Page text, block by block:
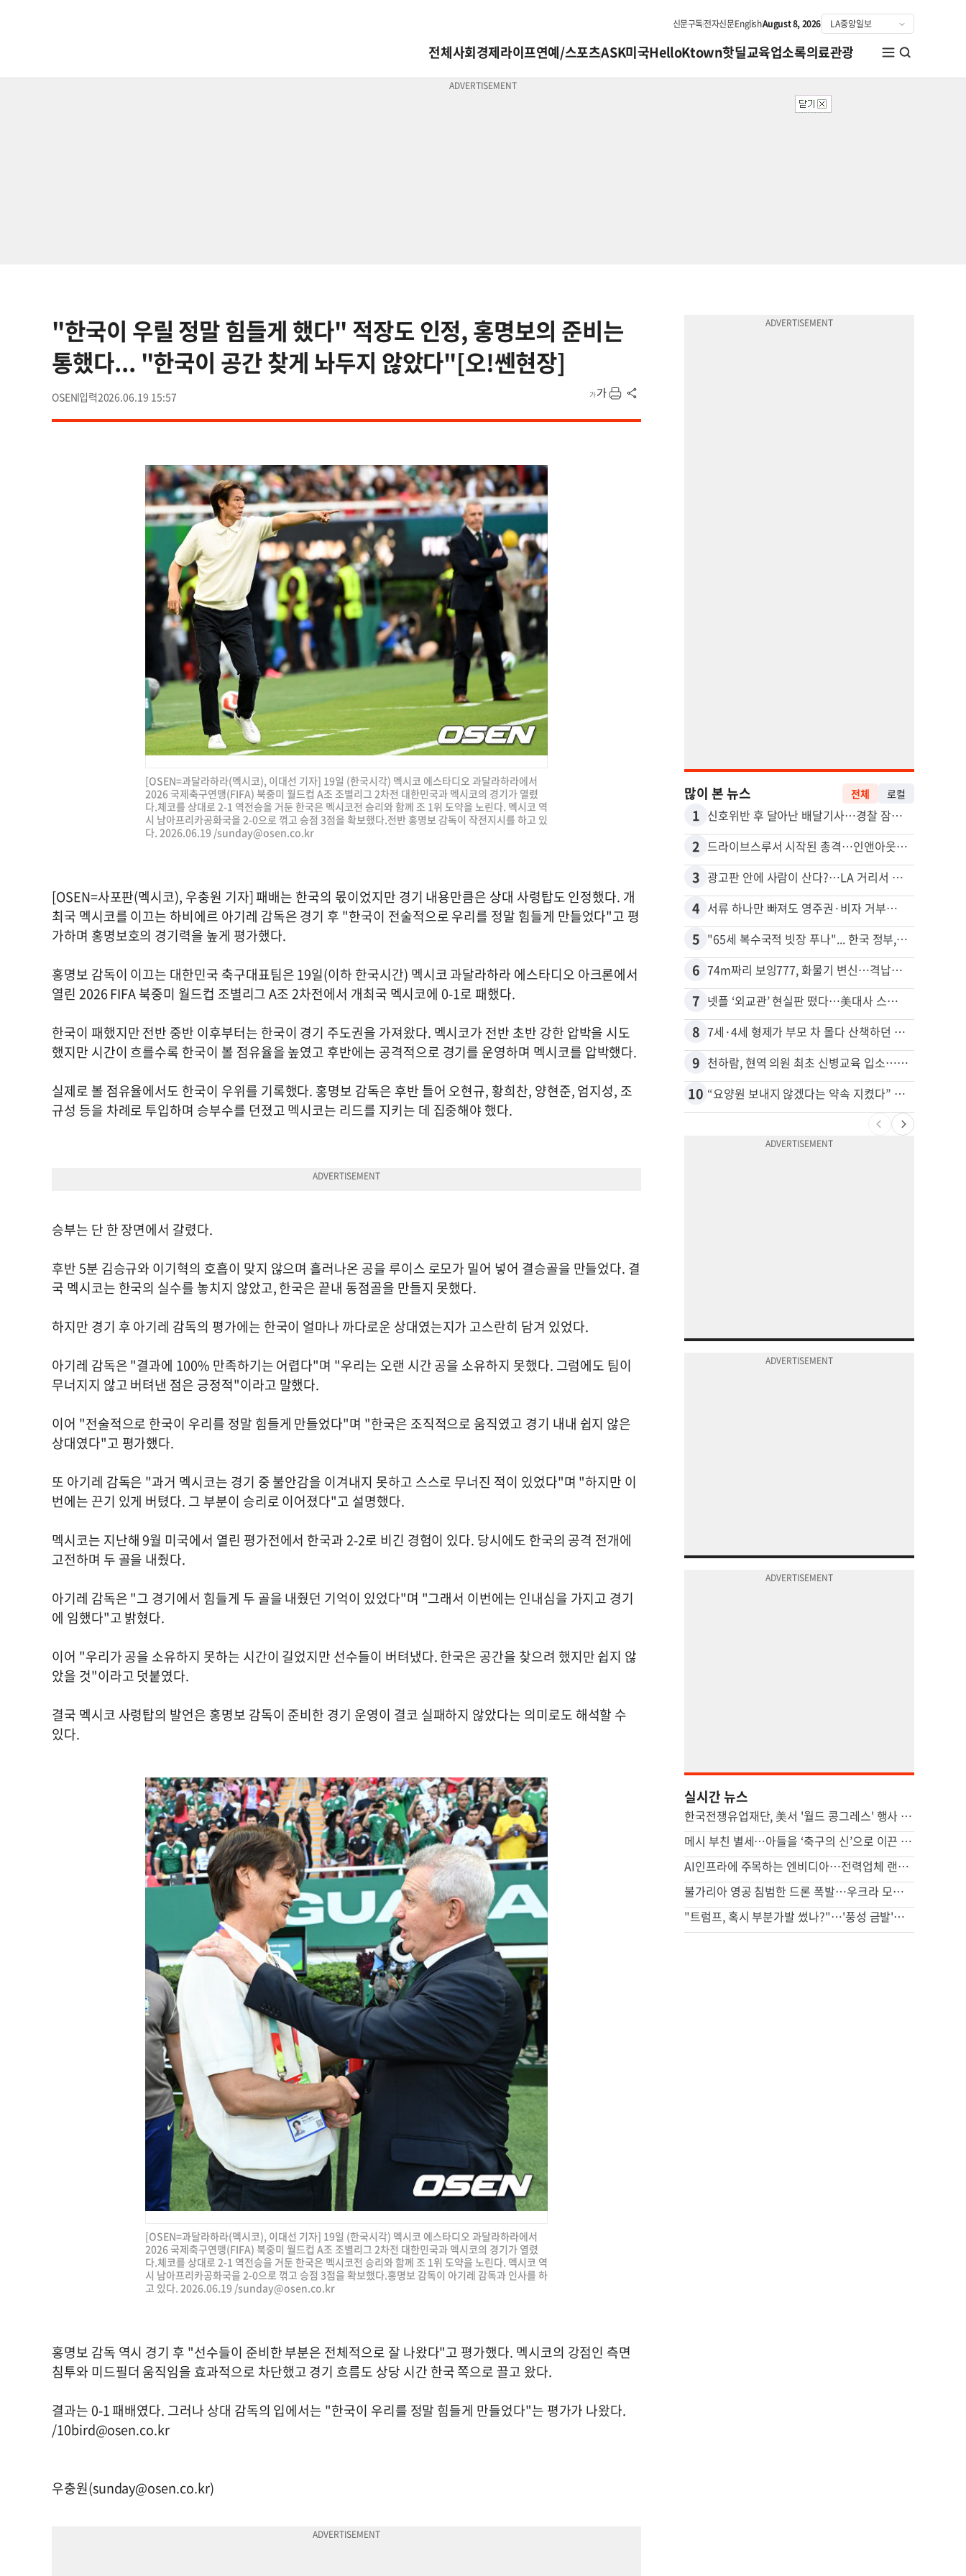
신문구독전자신문EnglishAugust 8, 2026
전체사회경제라이프연예/스포츠ASK미국HelloKtown핫딜교육업소록의료관광
"한국이 우릴 정말 힘들게 했다" 적장도 인정, 홍명보의 준비는
통했다... "한국이 공간 찾게 놔두지 않았다"[오!쎈현장]
OSEN 2026.06.19 15:57
[OSEN=과달라하라(멕시코), 이대선 기자] 19일 (한국시각) 멕시코 에스타디오 과달라하라에서
2026 국제축구연맹(FIFA) 북중미 월드컵 A조 조별리그 2차전 대한민국과 멕시코의 경기가 열렸
다.체코를 상대로 2-1 역전승을 거둔 한국은 멕시코전 승리와 함께 조 1위 도약을 노린다. 멕시코 역
시 남아프리카공화국을 2-0으로 꺾고 승점 3점을 확보했다.전반 홍명보 감독이 작전지시를 하고 있
다. 2026.06.19 /sunday@osen.co.kr
[OSEN=사포판(멕시코), 우충원 기자] 패배는 한국의 몫이었지만 경기 내용만큼은 상대 사령탑도 인정했다. 개
최국 멕시코를 이끄는 하비에르 아기레 감독은 경기 후 "한국이 전술적으로 우리를 정말 힘들게 만들었다"고 평
가하며 홍명보호의 경기력을 높게 평가했다.
홍명보 감독이 이끄는 대한민국 축구대표팀은 19일(이하 한국시간) 멕시코 과달라하라 에스타디오 아크론에서
열린 2026 FIFA 북중미 월드컵 조별리그 A조 2차전에서 개최국 멕시코에 0-1로 패했다.
한국이 패했지만 전반 중반 이후부터는 한국이 경기 주도권을 가져왔다. 멕시코가 전반 초반 강한 압박을 시도
했지만 시간이 흐를수록 한국이 볼 점유율을 높였고 후반에는 공격적으로 경기를 운영하며 멕시코를 압박했다.
실제로 볼 점유율에서도 한국이 우위를 기록했다. 홍명보 감독은 후반 들어 오현규, 황희찬, 양현준, 엄지성, 조
규성 등을 차례로 투입하며 승부수를 던졌고 멕시코는 리드를 지키는 데 집중해야 했다.
승부는 단 한 장면에서 갈렸다.
후반 5분 김승규와 이기혁의 호흡이 맞지 않으며 흘러나온 공을 루이스 로모가 밀어 넣어 결승골을 만들었다. 결
국 멕시코는 한국의 실수를 놓치지 않았고, 한국은 끝내 동점골을 만들지 못했다.
하지만 경기 후 아기레 감독의 평가에는 한국이 얼마나 까다로운 상대였는지가 고스란히 담겨 있었다.
아기레 감독은 "결과에 100% 만족하기는 어렵다"며 "우리는 오랜 시간 공을 소유하지 못했다. 그럼에도 팀이
무너지지 않고 버텨낸 점은 긍정적"이라고 말했다.
이어 "전술적으로 한국이 우리를 정말 힘들게 만들었다"며 "한국은 조직적으로 움직였고 경기 내내 쉽지 않은
상대였다"고 평가했다.
또 아기레 감독은 "과거 멕시코는 경기 중 불안감을 이겨내지 못하고 스스로 무너진 적이 있었다"며 "하지만 이
번에는 끈기 있게 버텼다. 그 부분이 승리로 이어졌다"고 설명했다.
멕시코는 지난해 9월 미국에서 열린 평가전에서 한국과 2-2로 비긴 경험이 있다. 당시에도 한국의 공격 전개에
고전하며 두 골을 내줬다.
아기레 감독은 "그 경기에서 힘들게 두 골을 내줬던 기억이 있었다"며 "그래서 이번에는 인내심을 가지고 경기
에 임했다"고 밝혔다.
이어 "우리가 공을 소유하지 못하는 시간이 길었지만 선수들이 버텨냈다. 한국은 공간을 찾으려 했지만 쉽지 않
았을 것"이라고 덧붙였다.
결국 멕시코 사령탑의 발언은 홍명보 감독이 준비한 경기 운영이 결코 실패하지 않았다는 의미로도 해석할 수
있다.
[OSEN=과달라하라(멕시코), 이대선 기자] 19일 (한국시각) 멕시코 에스타디오 과달라하라에서
2026 국제축구연맹(FIFA) 북중미 월드컵 A조 조별리그 2차전 대한민국과 멕시코의 경기가 열렸
다.체코를 상대로 2-1 역전승을 거둔 한국은 멕시코전 승리와 함께 조 1위 도약을 노린다. 멕시코 역
시 남아프리카공화국을 2-0으로 꺾고 승점 3점을 확보했다.홍명보 감독이 아기레 감독과 인사를 하
고 있다. 2026.06.19 /sunday@osen.co.kr
홍명보 감독 역시 경기 후 "선수들이 준비한 부분은 전체적으로 잘 나왔다"고 평가했다. 멕시코의 강점인 측면
침투와 미드필더 움직임을 효과적으로 차단했고 경기 흐름도 상당 시간 한국 쪽으로 끌고 왔다.
결과는 0-1 패배였다. 그러나 상대 감독의 입에서는 "한국이 우리를 정말 힘들게 만들었다"는 평가가 나왔다.
/10bird@osen.co.kr
우충원(sunday@osen.co.kr)
많이 본 뉴스 전체 로컬
1 신호위반 후 달아난 배달기사…경찰 잠복해 잡고보니 ‘반전’
2 드라이브스루서 시작된 총격…인앤아웃 참사 영상 공개
3 광고판 안에 사람이 산다?…LA 거리서 화제
4 서류 하나만 빠져도 영주권·비자 거부…심사관 재량권 대폭 확대
5 "65세 복수국적 빗장 푸나"... 한국 정부, 연령 완화 전면 추진
6 74m짜리 보잉777, 화물기 변신…격납고서 ‘보물’ 찾는 인천공항
7 넷플 ‘외교관’ 현실판 떴다…美대사 스틸 지키는 ‘신 스틸러’
8 7세·4세 형제가 부모 차 몰다 산책하던 여성 들이받아
9 천하람, 현역 의원 최초 신병교육 입소…논산서 2박3일 생활
10 “요양원 보내지 않겠다는 약속 지켰다” 91세 남성, 아내 살해 혐의
실시간 뉴스
한국전쟁유업재단, 美서 '월드 콩그레스' 행사 개최
메시 부친 별세…아들을 ‘축구의 신’으로 이끈 든든한 조력자
AI인프라에 주목하는 엔비디아…전력업체 랜시엄에 4조원 투자
불가리아 영공 침범한 드론 폭발…우크라 모델 추정(종합)
"트럼프, 혹시 부분가발 썼나?"…'풍성 금발'에 시선 집중